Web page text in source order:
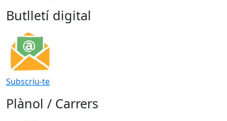
Butlletí digital
Subscriu-te
Plànol / Carrers